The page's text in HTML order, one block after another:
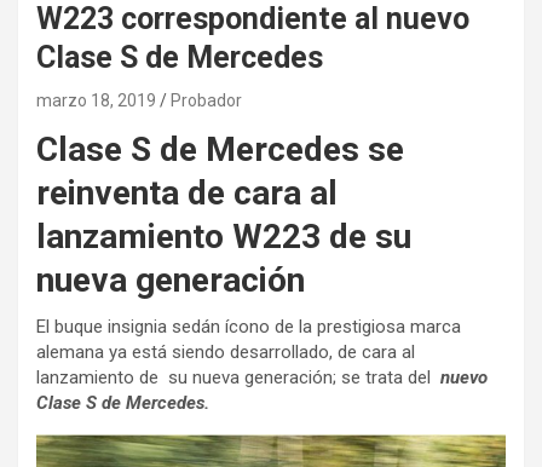
W223 correspondiente al nuevo
Clase S de Mercedes
marzo 18, 2019 Probador
Clase S de Mercedes se
reinventa de cara al
lanzamiento W223 de su
nueva generación
El buque insignia sedán ícono de la prestigiosa marca
alemana ya está siendo desarrollado, de cara al
lanzamiento de su nueva generación; se trata del nuevo
Clase S de Mercedes.